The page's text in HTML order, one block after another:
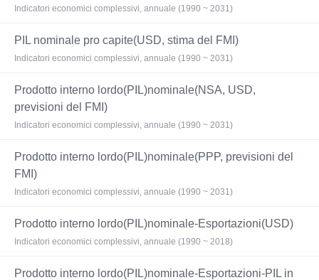
Indicatori economici complessivi, annuale (1990 ~ 2031)
PIL nominale pro capite(USD, stima del FMI)
Indicatori economici complessivi, annuale (1990 ~ 2031)
Prodotto interno lordo(PIL)nominale(NSA, USD,
previsioni del FMI)
Indicatori economici complessivi, annuale (1990 ~ 2031)
Prodotto interno lordo(PIL)nominale(PPP, previsioni del
FMI)
Indicatori economici complessivi, annuale (1990 ~ 2031)
Prodotto interno lordo(PIL)nominale-Esportazioni(USD)
Indicatori economici complessivi, annuale (1990 ~ 2018)
Prodotto interno lordo(PIL)nominale-Esportazioni-PIL in